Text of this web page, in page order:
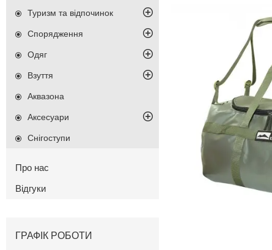
Туризм та відпочинок
Спорядження
Одяг
Взуття
Аквазона
Аксесуари
Снігоступи
Про нас
Відгуки
ГРАФІК РОБОТИ